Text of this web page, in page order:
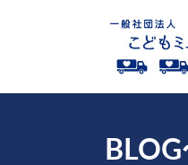
ツ
シ